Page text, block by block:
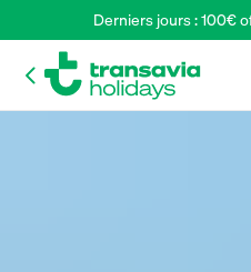
Derniers jours : 100€